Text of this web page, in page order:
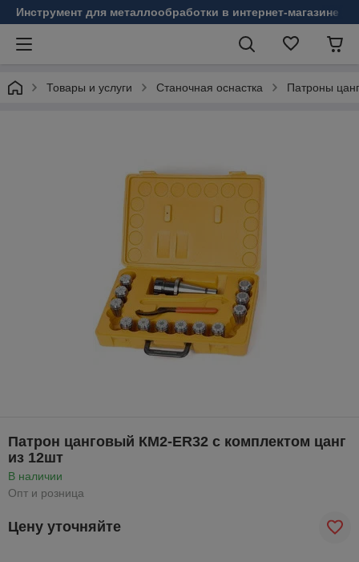
Инструмент для металлообработки в интернет-магазине
Товары и услуги Станочная оснастка Патроны
Патрон цанговый КМ2-ER32 с комплектом цанг
из 12шт
В наличии
Опт и розница
Цену уточняйте